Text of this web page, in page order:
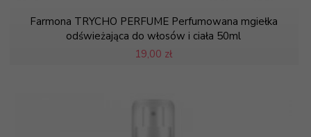
Farmona TRYCHO PERFUME Perfumowana mgiełka
odświeżająca do włosów i ciała 50ml
19,00 zł